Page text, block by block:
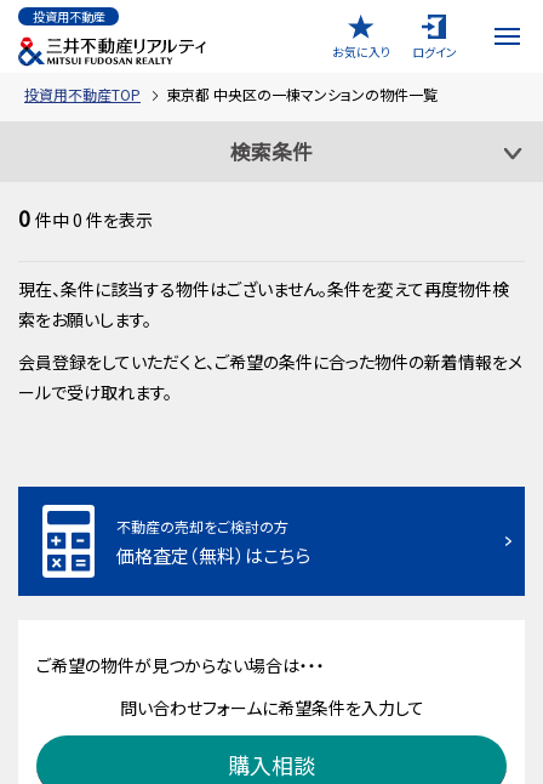
投資用不動産
お気に入り
ログイン
投資用不動産TOP 東京都 中央区の一棟マンションの物件一覧
検索条件
0 件中0 件を表示
現在、条件に該当する物件はございません。条件を変えて再度物件検
索をお願いします。
会員登録をしていただくと、ご希望の条件に合った物件の新着情報をメ
ールで受け取れます。
不動産の売却をご検討の方
価格査定（無料）はこちら
ご希望の物件が見つからない場合は・・・
問い合わせフォームに希望条件を入力して
購入相談